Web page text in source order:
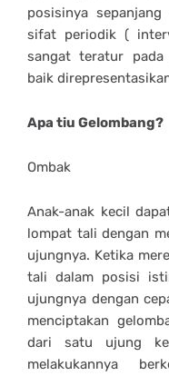
posisinya
sifat periodik (
sangat teratur
baik
Apa tiu Gelombang?
Ombak
Anak-anak kecil
lompat tali dengan
ujungnya. Ketika
tali dalam posisi
ujungnya dengan
menciptakan
dari satu ujung
melakukannya